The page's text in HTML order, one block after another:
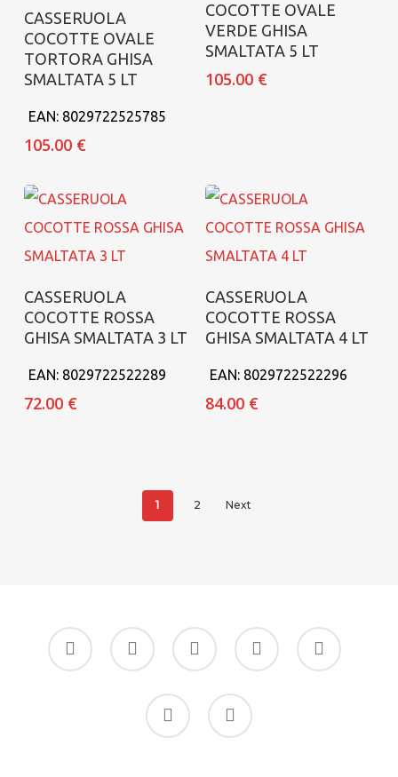
Aggiungi al carrello
CASSERUOLA
COCOTTE OVALE
TORTORA GHISA
SMALTATA 5 LT
EAN: 8029722525785
105.00 €
COCOTTE OVALE
VERDE GHISA
SMALTATA 5 LT
105.00 €
Aggiungi al carrello
CASSERUOLA
COCOTTE ROSSA
GHISA SMALTATA 3 LT
EAN: 8029722522289
72.00 €
Aggiungi al carrello
CASSERUOLA
COCOTTE ROSSA
GHISA SMALTATA 4 LT
EAN: 8029722522296
84.00 €
1 2 Next
facebook
google-
plus
instagram whatsapp tiktok
phone email